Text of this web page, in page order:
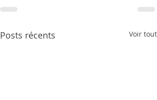
Posts récents Voir tout